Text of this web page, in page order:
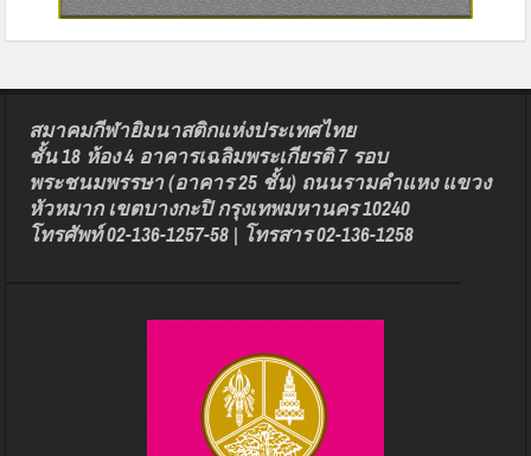
สมาคมกีฬายิมนาสติกแห่งประเทศไทย
ชั้น 18 ห้อง 4 อาคารเฉลิมพระเกียรติ 7 รอบ
พระชนมพรรษา (อาคาร 25 ชั้น) ถนนรามคำแหง แขวง
หัวหมาก เขตบางกะปิ กรุงเทพมหานคร 10240
โทรศัพท์ 02-136-1257-58 | โทรสาร 02-136-1258